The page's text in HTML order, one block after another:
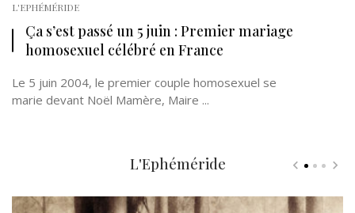
L'EPHÉMÉRIDE
Ça s’est passé un 5 juin : Premier mariage
homosexuel célébré en France
Le 5 juin 2004, le premier couple homosexuel se
marie devant Noël Mamère, Maire ...
L'Ephéméride